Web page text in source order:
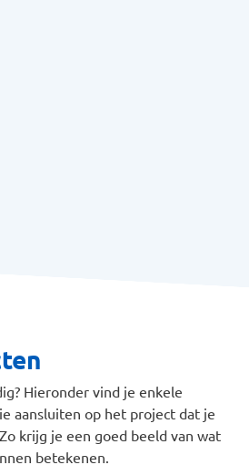
Hieronder vind je enkele
aansluiten op het project dat je
krijg je een goed beeld van wat
betekenen.